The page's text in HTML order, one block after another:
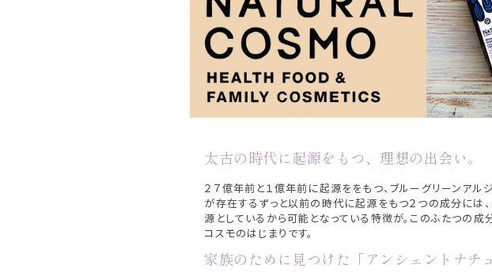
太古の時代に起源をもつ、理想の出会い。
２７億年前と１億年前に起源ををもつ、ブルーグリーンアル
が存在するずっと以前の時代に起源をもつ２つの成分には、
源としているから可能となっている特徴が。このふたつの成
コスモのはじまりです。
家族のために見つけた「アンシェントナチ